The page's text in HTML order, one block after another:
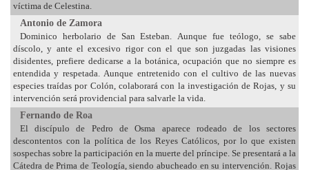
víctima de Celestina.
Antonio de Zamora
Dominico herbolario de San Esteban. Aunque fue teólogo, se sabe
díscolo, y ante el excesivo rigor con el que son juzgadas las visiones
disidentes, prefiere dedicarse a la botánica, ocupación que no siempre es
entendida y respetada. Aunque entretenido con el cultivo de las nuevas
especies traídas por Colón, colaborará con la investigación de Rojas, y su
intervención será providencial para salvarle la vida.
Fernando de Roa
El discípulo de Pedro de Osma aparece rodeado de los sectores
descontentos con la política de los Reyes Católicos, por lo que existen
sospechas sobre la participación en la muerte del príncipe. Se presentará a la
Cátedra de Prima de Teología, siendo abucheado en su intervención. Rojas